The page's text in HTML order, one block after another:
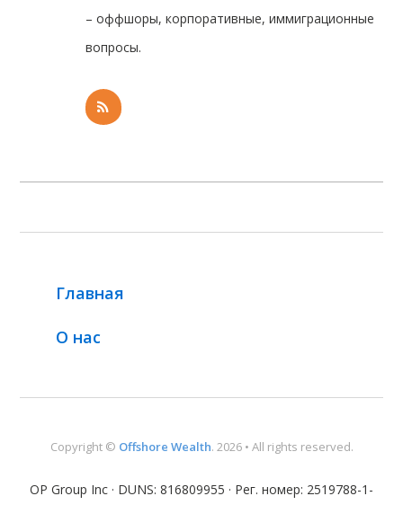
– оффшоры, корпоративные, иммиграционные
вопросы.
Главная
О нас
Copyright © Offshore Wealth. 2026 • All rights reserved.
OP Group Inc · DUNS: 816809955 · Рег. номер: 2519788-1-